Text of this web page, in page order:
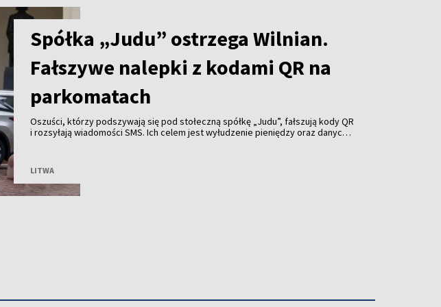
Spółka „Judu” ostrzega Wilnian.
Fałszywe nalepki z kodami QR na
parkomatach
Oszuści, którzy podszywają się pod stołeczną spółkę „Judu”, fałszują kody QR
i rozsyłają wiadomości SMS. Ich celem jest wyłudzenie pieniędzy oraz danych
LITWA